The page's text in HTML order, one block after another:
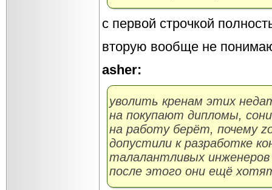
с первой строчкой
вторую вообще не
asher:
уволить кренам этих
на покупают дипломы,
на работу берёт, почему
допустили к разработке
талалантливых
после этого они ещё